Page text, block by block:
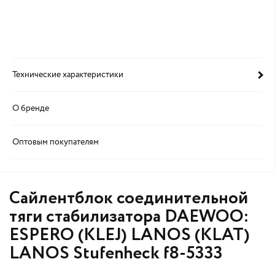
Технические характеристики
О бренде
Оптовым покупателям
Сайлентблок соединительной
тяги стабилизатора DAEWOO:
ESPERO (KLEJ) LANOS (KLAT)
LANOS Stufenheck f8-5333